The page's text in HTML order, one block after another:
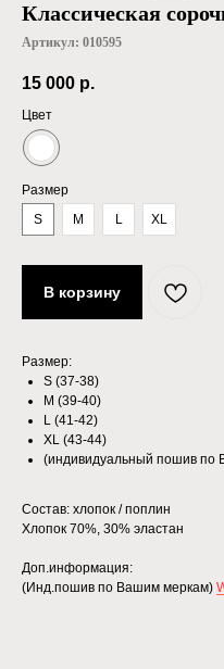
Классическая
Артикул: 010595
15 000 р.
Цвет
Размер
S
M L XL
В корзину
Размер:
S (37-38)
M (39-40)
L (41-42)
XL (43-44)
(индивидуальный пошив по
Состав: хлопок / поплин
Хлопок 70%, 30% эластан
Доп.информация:
(Инд.пошив по Вашим меркам)